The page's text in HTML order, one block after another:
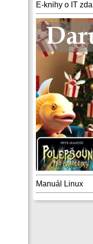
E-knihy o IT
Manuál Linux